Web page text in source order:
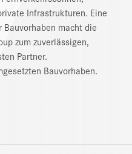
Infrastrukturen. Eine
macht die
zum zuverlässigen,
Partner.
Bauvorhaben.